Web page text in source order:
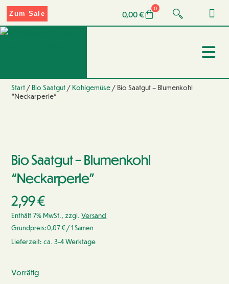
0,00€
0
Zum Sale
Start / Bio Saatgut / Kohlgemüse / Bio Saatgut – Blumenkohl
“Neckarperle”
Bio Saatgut – Blumenkohl
“Neckarperle”
2,99€
Enthält 7% MwSt., zzgl.Versand
Grundpreis:0,07€/ 1 Samen
Lieferzeit: ca. 3-4 Werktage
Vorrätig